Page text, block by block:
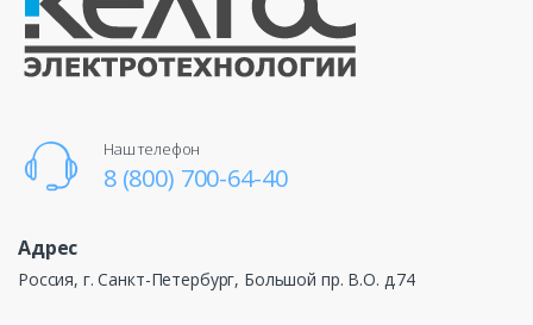
Наш телефон
8 (800) 700-64-40
Адрес
Россия, г. Санкт-Петербург, Большой пр. В.О. д.74